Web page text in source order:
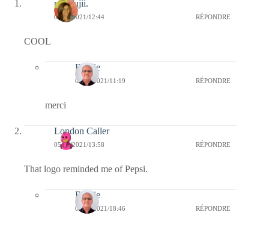
missfujii.
06/02/2021/12:44 RÉPONDRE
COOL
Bernie
07/02/2021/11:19 RÉPONDRE
merci
London Caller
05/02/2021/13:58 RÉPONDRE
That logo reminded me of Pepsi.
Bernie
05/02/2021/18:46 RÉPONDRE